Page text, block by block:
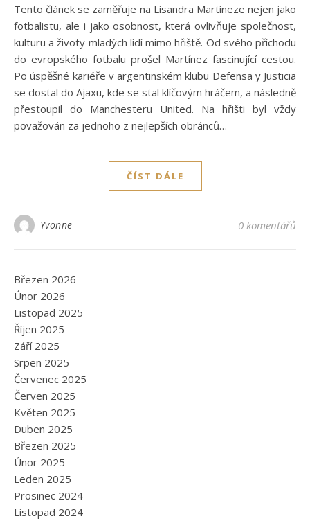
Tento článek se zaměřuje na Lisandra Martíneze nejen jako
fotbalistu, ale i jako osobnost, která ovlivňuje společnost,
kulturu a životy mladých lidí mimo hřiště. Od svého příchodu
do evropského fotbalu prošel Martínez fascinující cestou.
Po úspěšné kariéře v argentinském klubu Defensa y Justicia
se dostal do Ajaxu, kde se stal klíčovým hráčem, a následně
přestoupil do Manchesteru United. Na hřišti byl vždy
považován za jednoho z nejlepších obránců…
ČÍST DÁLE
Yvonne 0 komentářů
Březen 2026
Únor 2026
Listopad 2025
Říjen 2025
Září 2025
Srpen 2025
Červenec 2025
Červen 2025
Květen 2025
Duben 2025
Březen 2025
Únor 2025
Leden 2025
Prosinec 2024
Listopad 2024